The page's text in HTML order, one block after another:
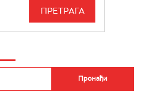
РАДИО РОКЕНРОЛЕР
ИНФО